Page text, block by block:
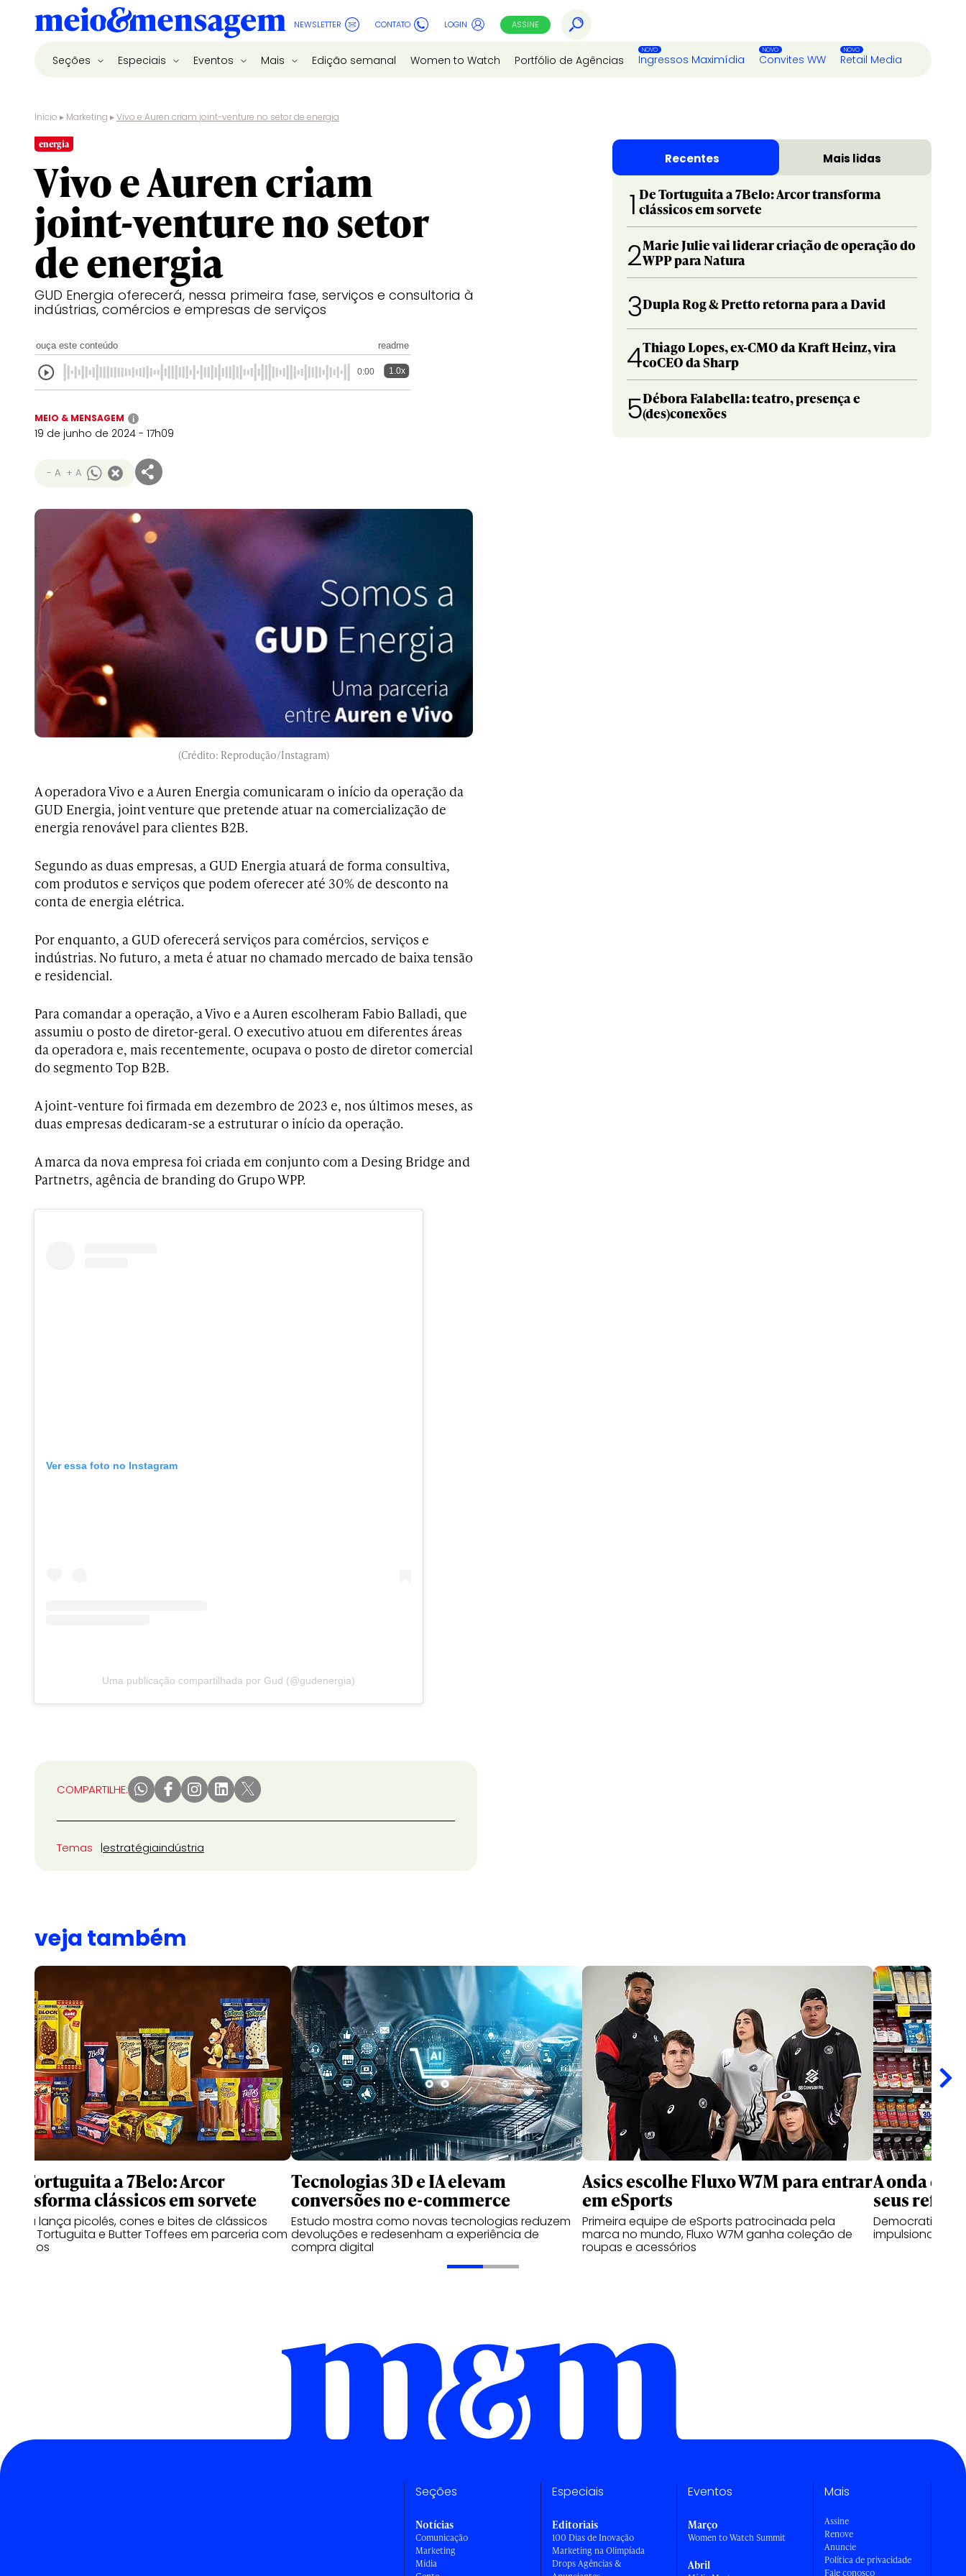
NEWSLETTER CONTATO LOGIN ASSINE
Seções Especiais Eventos Mais Edição semanal Women to Watch Portfólio de Agências Ingressos Maximídia Convites WW Retail Media
Início ▸ Marketing ▸Vivo e Auren criam joint-venture no setor de energia
energia
Vivo e Auren criam
joint-venture no setor
de energia
GUD Energia oferecerá, nessa primeira fase, serviços e consultoria à
indústrias, comércios e empresas de serviços
ouça este conteúdo readme
0:00 1.0x
MEIO & MENSAGEM i
19 de junho de 2024 - 17h09
- A + A
(Crédito: Reprodução/Instagram)
A operadora Vivo e a Auren Energia comunicaram o início da operação da
GUD Energia, joint venture que pretende atuar na comercialização de
energia renovável para clientes B2B.
Segundo as duas empresas, a GUD Energia atuará de forma consultiva,
com produtos e serviços que podem oferecer até 30% de desconto na
conta de energia elétrica.
Por enquanto, a GUD oferecerá serviços para comércios, serviços e
indústrias. No futuro, a meta é atuar no chamado mercado de baixa tensão
e residencial.
Para comandar a operação, a Vivo e a Auren escolheram Fabio Balladi, que
assumiu o posto de diretor-geral. O executivo atuou em diferentes áreas
da operadora e, mais recentemente, ocupava o posto de diretor comercial
do segmento Top B2B.
A joint-venture foi firmada em dezembro de 2023 e, nos últimos meses, as
duas empresas dedicaram-se a estruturar o início da operação.
A marca da nova empresa foi criada em conjunto com a Desing Bridge and
Partnetrs, agência de branding do Grupo WPP.
Ver essa foto no Instagram
Uma publicação compartilhada por Gud (@gudenergia)
COMPARTILHE:
Temas estratégiaindústria
Recentes Mais lidas
1 De Tortuguita a 7Belo: Arcor transforma
clássicos em sorvete
2Marie Julie vai liderar criação de operação do
WPP para Natura
3Dupla Rog & Pretto retorna para a David
4Thiago Lopes, ex-CMO da Kraft Heinz, vira
coCEO da Sharp
5Débora Falabella: teatro, presença e
(des)conexões
veja também
De Tortuguita a 7Belo: Arcor
transforma clássicos em sorvete
Marca lança picolés, cones e bites de clássicos
como Tortuguita e Butter Toffees em parceria com
a Los Los
Tecnologias 3D e IA elevam
conversões no e-commerce
Estudo mostra como novas tecnologias reduzem
devoluções e redesenham a experiência de
compra digital
Asics escolhe Fluxo W7M para entrar
em eSports
Primeira equipe de eSports patrocinada pela
marca no mundo, Fluxo W7M ganha coleção de
roupas e acessórios
A onda
seus
impulsionam
Seções
Notícias
Comunicação
Marketing
Mídia
Especiais
Editoriais
100 Dias de Inovação
Marketing na Olimpíada
Drops Agências &
Eventos
Março
Women to Watch Summit
Abril
Mais
Assine
Renove
Anuncie
Política de privacidade
Fale conosco